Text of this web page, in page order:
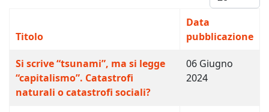
Titolo
Data
pubblicazione
Si scrive “tsunami”, ma si legge
“capitalismo”. Catastrofi
naturali o catastrofi sociali?
06 Giugno
2024